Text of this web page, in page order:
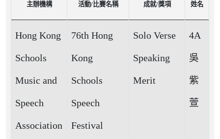
主辦機構 活動/比賽名稱 成就/獎項 姓名
Hong Kong
Schools
Music and
Speech
Association
76th Hong
Kong
Schools
Speech
Festival
Solo Verse
Speaking
Merit
4A
吳
紫
萱